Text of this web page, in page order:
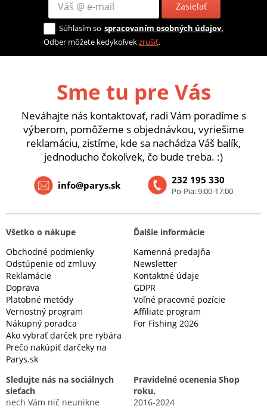
Zasielať
Súhlasím so spracovaním osobných údajov.
Odber môžete kedykoľvekzrušiť.
Sme tu pre Vás
Neváhajte nás kontaktovať, radi Vám poradíme s
výberom, pomôžeme s objednávkou, vyriešime
reklamáciu, zistíme, kde sa nachádza Váš balík,
jednoducho čokoľvek, čo bude treba. :)
232 195 330
Po-Pia: 9:00-17:00
info@parys.sk
Všetko o nákupe
Obchodné podmienky
Odstúpenie od zmluvy
Reklamácie
Doprava
Platobné metódy
Vernostný program
Nákupný poradca
Ako vybrať darček pre rybára
Prečo nakúpiť darčeky na
Parys.sk
Ďalšie informácie
Kamenná predajňa
Newsletter
Kontaktné údaje
GDPR
Voľné pracovné pozície
Affiliate program
For Fishing 2026
Sledujte nás na sociálnych
sieťach
nech Vám nič neunikne
Pravidelné ocenenia Shop
roku.
2016-2024